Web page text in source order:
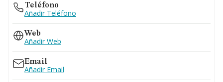
Teléfono
Añadir Teléfono
Web
Añadir Web
Email
Añadir Email